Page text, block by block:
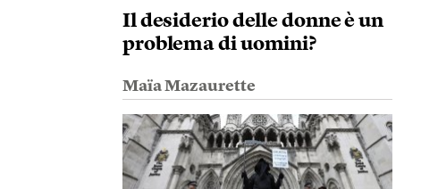
Il desiderio delle donne è un
problema di uomini?
Maïa Mazaurette